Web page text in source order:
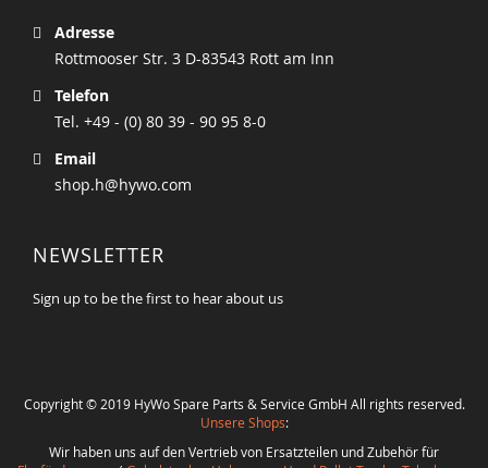
Adresse
Rottmooser Str. 3 D-83543 Rott am Inn
Telefon
Tel. +49 - (0) 80 39 - 90 95 8-0
Email
shop.h@hywo.com
NEWSLETTER
Sign up to be the first to hear about us
Copyright © 2019 HyWo Spare Parts & Service GmbH All rights reserved.
Unsere Shops:
Wir haben uns auf den Vertrieb von Ersatzteilen und Zubehör für